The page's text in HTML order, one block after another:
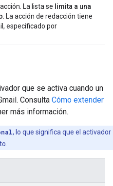
La lista se limita a una
. La acción de redacción tiene
especificado por
que se activa cuando un
Consulta Cómo extender
más información.
, lo que significa que el activador